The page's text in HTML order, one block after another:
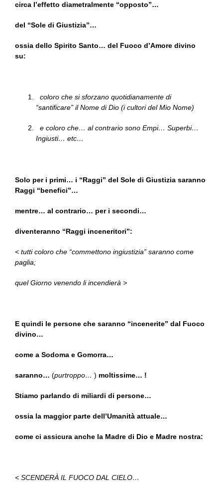
circa l’effetto diametralmente “opposto”…
del “Sole di Giustizia”…
ossia dello Spirito Santo… del Fuoco d’Amore divino
su:
coloro che si sforzano quotidianamente di
“santificare” il Nome di Dio (i cultori del Mio Nome)
e coloro che… al contrario sono Empi… Superbi…
Ingiusti… etc…
Solo per i primi… i “Raggi” del Sole di Giustizia saranno
Raggi “benefici”…
mentre… al contrario… per i secondi…
diventeranno “Raggi inceneritori”:
< tutti coloro che “commettono ingiustizia” saranno come
paglia;
quel Giorno venendo li incendierà >
E quindi le persone che saranno “incenerite” dal Fuoco
divino…
come a Sodoma e Gomorra…
saranno… (purtroppo… ) moltissime… !
Stiamo parlando di miliardi di persone…
ossia la maggior parte dell’Umanità attuale…
come ci assicura anche la Madre di Dio e Madre nostra:
< SCENDERÀ IL FUOCO DAL CIELO…